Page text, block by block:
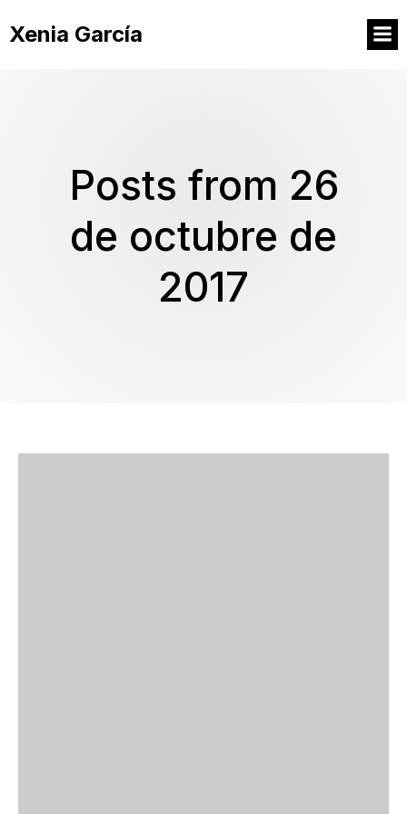
Xenia García
Posts from 26
de octubre de
2017